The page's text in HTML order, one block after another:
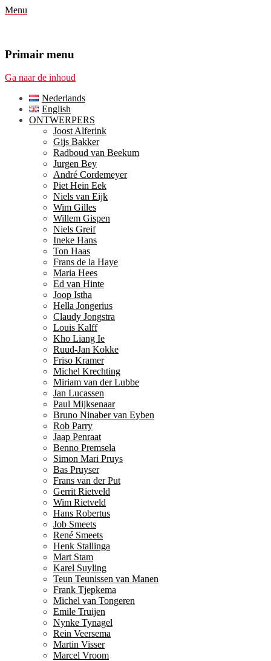
Menu
Primair menu
Ga naar de inhoud
Nederlands
English
ONTWERPERS
Joost Alferink
Gijs Bakker
Radboud van Beekum
Jurgen Bey
André Cordemeyer
Piet Hein Eek
Niels van Eijk
Wim Gilles
Willem Gispen
Niels Greif
Ineke Hans
Ton Haas
Frans de la Haye
Maria Hees
Ed van Hinte
Joop Istha
Hella Jongerius
Claudy Jongstra
Louis Kalff
Kho Liang Ie
Ruud-Jan Kokke
Friso Kramer
Michel Krechting
Miriam van der Lubbe
Jan Lucassen
Paul Mijksenaar
Bruno Ninaber van Eyben
Rob Parry
Jaap Penraat
Benno Premsela
Simon Mari Pruys
Bas Pruyser
Frans van der Put
Gerrit Rietveld
Wim Rietveld
Hans Robertus
Job Smeets
René Smeets
Henk Stallinga
Mart Stam
Karel Suyling
Teun Teunissen van Manen
Frank Tjepkema
Michel van Tongeren
Emile Truijen
Nynke Tynagel
Rein Veersema
Martin Visser
Marcel Vroom